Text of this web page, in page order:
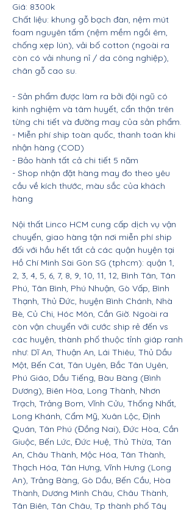
Giá: 8300k
Chất liệu: khung gỗ bạch đàn, nệm mút
foam nguyên tấm (nệm mềm ngồi êm,
chống xẹp lún), vải bố cotton (ngoài ra
còn có vải nhung nỉ / da công nghiệp),
chân gỗ cao su.
- Sản phẩm được làm ra bởi đội ngũ có
kinh nghiệm và tâm huyết, cẩn thận trên
từng chi tiết và đường may của sản phẩm.
- Miễn phí ship toàn quốc, thanh toán khi
nhận hàng (COD)
- Bảo hành tất cả chi tiết 5 năm
- Shop nhận đặt hàng may đo theo yêu
cầu về kích thước, màu sắc của khách
hàng
Nội thất Linco HCM cung cấp dịch vụ vận
chuyển, giao hàng tận nơi miễn phí ship
đối với hầu hết tất cả các quận huyện tại
Hồ Chí Minh Sài Gòn SG (tphcm): quận 1,
2, 3, 4, 5, 6, 7, 8, 9, 10, 11, 12, Bình Tân, Tân
Phú, Tân Bình, Phú Nhuận, Gò Vấp, Bình
Thạnh, Thủ Đức, huyện Bình Chánh, Nhà
Bè, Củ Chi, Hóc Môn, Cần Giờ. Ngoài ra
còn vận chuyển với cước ship rẻ đến vs
các huyện, thành phố thuộc tỉnh giáp ranh
như: Dĩ An, Thuận An, Lái Thiêu, Thủ Dầu
Một, Bến Cát, Tân Uyên, Bắc Tân Uyên,
Phú Giáo, Dầu Tiếng, Bàu Bàng (Bình
Dương), Biên Hòa, Long Thành, Nhơn
Trạch, Trảng Bom, Vĩnh Cửu, Thống Nhất,
Long Khánh, Cẩm Mỹ, Xuân Lộc, Định
Quán, Tân Phú (Đồng Nai), Đức Hòa, Cần
Giuộc, Bến Lức, Đức Huệ, Thủ Thừa, Tân
An, Châu Thành, Mộc Hóa, Tân Thành,
Thạch Hóa, Tân Hưng, Vĩnh Hưng (Long
An), Trảng Bàng, Gò Dầu, Bến Cầu, Hòa
Thành, Dương Minh Châu, Châu Thành,
Tân Biên, Tân Châu, Tp thành phố Tây